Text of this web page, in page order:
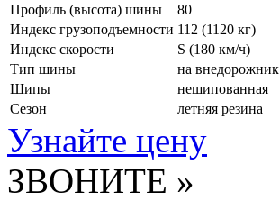
Профиль (высота) шины
80
Индекс грузоподъемности 112 (1120 кг)
Индекс скорости
S (180 км/ч)
Тип шины
на внедорожник
Шипы
нешипованная
Сезон
летняя резина
Узнайте цену
ЗВОНИТЕ »